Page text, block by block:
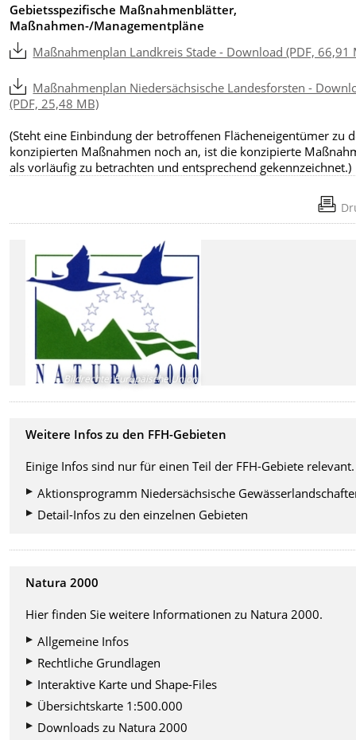
Gebietsspezifische Maßnahmenblätter,
Maßnahmen-/Managementpläne
Maßnahmenplan Landkreis Stade - Download (PDF, 66,91
Maßnahmenplan Niedersächsische Landesforsten -
(PDF, 25,48 MB)
(Steht eine Einbindung der betroffenen Flächeneigentümer zu
konzipierten Maßnahmen noch an, ist die konzipierte
als vorläufig zu betrachten und entsprechend gekennzeichnet.)
Bildrechte:Europäische Union
Weitere Infos zu den FFH-Gebieten
Einige Infos sind nur für einen Teil der FFH-Gebiete relevant.
Aktionsprogramm Niedersächsische
Detail-Infos zu den einzelnen Gebieten
Natura 2000
Hier finden Sie weitere Informationen zu Natura 2000.
Allgemeine Infos
Rechtliche Grundlagen
Interaktive Karte und Shape-Files
Übersichtskarte 1:500.000
Downloads zu Natura 2000